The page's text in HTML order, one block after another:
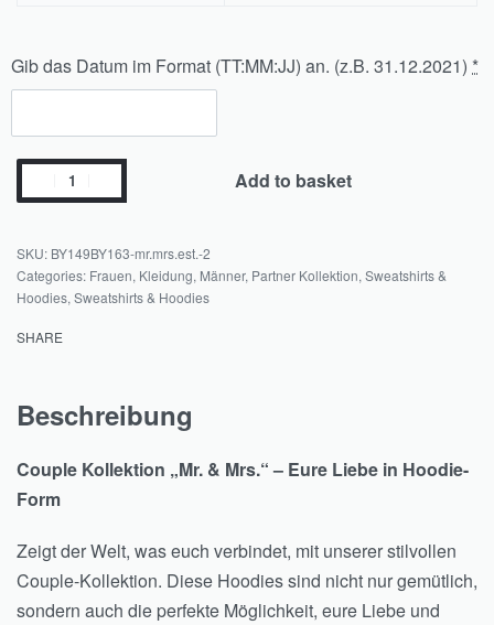
Gib das Datum im Format (TT:MM:JJ) an. (z.B. 31.12.2021) *
Add to basket
BY149BY163-mr.mrs.est.-2
Categories: Frauen, Kleidung, Männer, Partner Kollektion, Sweatshirts &
Hoodies, Sweatshirts & Hoodies
SHARE
Beschreibung
Couple Kollektion „Mr. & Mrs.“ – Eure Liebe in Hoodie-
Form
Zeigt der Welt, was euch verbindet, mit unserer stilvollen
Couple-Kollektion. Diese Hoodies sind nicht nur gemütlich,
sondern auch die perfekte Möglichkeit, eure Liebe und